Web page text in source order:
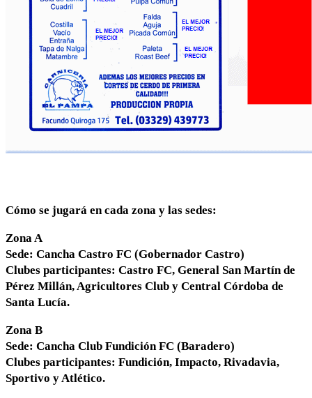
Cómo se jugará en cada zona y las sedes:
Zona A
Sede: Cancha Castro FC (Gobernador Castro)
Clubes participantes: Castro FC, General San Martín de
Pérez Millán, Agricultores Club y Central Córdoba de
Santa Lucía.
Zona B
Sede: Cancha Club Fundición FC (Baradero)
Clubes participantes: Fundición, Impacto, Rivadavia,
Sportivo y Atlético.